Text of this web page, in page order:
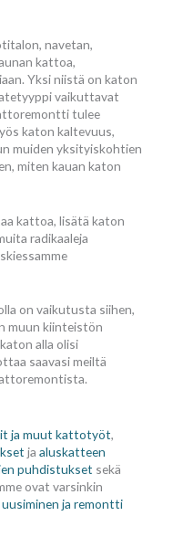
navetan,
kattoa,
Yksi niistä on katon
vaikuttavat
tulee
katon kaltevuus,
muiden yksityiskohtien
miten kauan katon
kattoa, lisätä katon
radikaaleja
on vaikutusta siihen,
muun kiinteistön
alla olisi
saavasi meiltä
ja muut kattotyöt,
ja aluskatteen
puhdistukset sekä
ovat varsinkin
ja remontti